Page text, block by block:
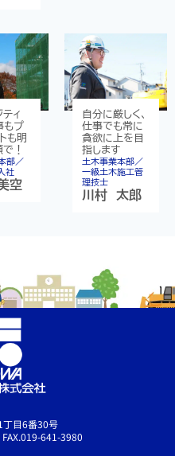
ィ
もプ
も明
！
部／
社
空
自分に厳しく、
仕事でも常に
貪欲に上を目
指します
土木事業本部／
一級土木施工管
理技士
川村 太郎
丁目6番30号
641-3980